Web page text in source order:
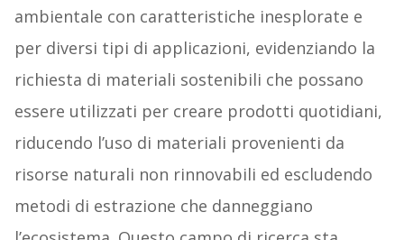
ambientale con caratteristiche inesplorate e
per diversi tipi di applicazioni, evidenziando la
richiesta di materiali sostenibili che possano
essere utilizzati per creare prodotti quotidiani,
riducendo l’uso di materiali provenienti da
risorse naturali non rinnovabili ed escludendo
metodi di estrazione che danneggiano